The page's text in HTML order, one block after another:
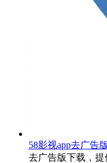
58影视app去广告
去广告版下载，